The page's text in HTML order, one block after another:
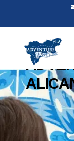
Adventure
Escape
mismo!